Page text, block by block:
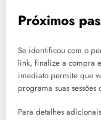
Próximos
Se identificou com o
link, finalize a compra
imediato permite que
programa suas sessões
Para detalhes